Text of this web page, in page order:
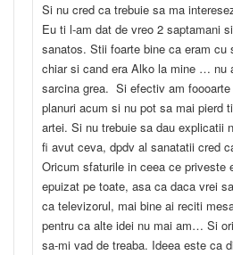
Si nu cred ca trebuie sa ma
Eu ti l-am dat de vreo 2 saptamani
sanatos. Stii foarte bine ca eram cu
chiar si cand era Alko la mine … nu
sarcina grea. Si efectiv am
planuri acum si nu pot sa mai pierd
artei. Si nu trebuie sa dau explicatii
fi avut ceva, dpdv al sanatatii cred
Oricum sfaturile in ceea ce priveste
epuizat pe toate, asa ca daca vrei
ca televizorul, mai bine ai reciti
pentru ca alte idei nu mai am… Si
sa-mi vad de treaba. Ideea este ca